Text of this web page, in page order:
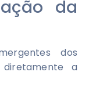
da
dos
a